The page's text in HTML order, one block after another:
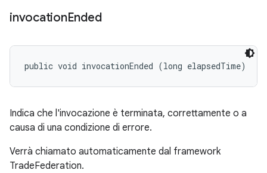
invocationEnded
public void invocationEnded (long elapsedTime)
Indica che l'invocazione è terminata, correttamente o a
causa di una condizione di errore.
Verrà chiamato automaticamente dal framework
TradeFederation.